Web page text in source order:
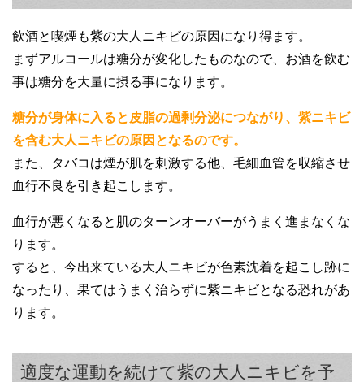
飲酒と喫煙も紫の大人ニキビの原因になり得ます。
まずアルコールは糖分が変化したものなので、お酒を飲む
事は糖分を大量に摂る事になります。
糖分が身体に入ると皮脂の過剰分泌につながり、紫ニキビ
を含む大人ニキビの原因となるのです。
また、タバコは煙が肌を刺激する他、毛細血管を収縮させ
血行不良を引き起こします。
血行が悪くなると肌のターンオーバーがうまく進まなくな
ります。
すると、今出来ている大人ニキビが色素沈着を起こし跡に
なったり、果てはうまく治らずに紫ニキビとなる恐れがあ
ります。
適度な運動を続けて紫の大人ニキビを予